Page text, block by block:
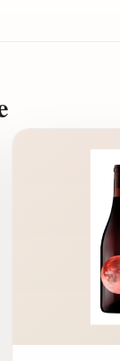
verleiht
sein volles